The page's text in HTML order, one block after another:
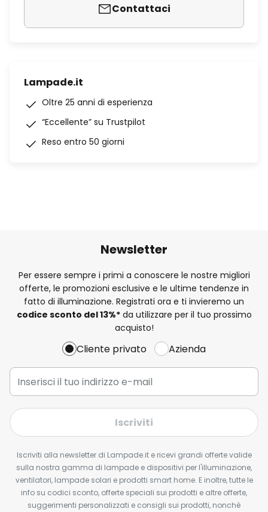
Contattaci
Lampade.it
Oltre 25 anni di esperienza
“Eccellente” su Trustpilot
Reso entro 50 giorni
Newsletter
Per essere sempre i primi a conoscere le nostre migliori
offerte, le promozioni esclusive e le ultime tendenze in
fatto di illuminazione. Registrati ora e ti invieremo un
codice sconto del13%*da utilizzare per il tuo prossimo
acquisto!
Cliente privato Azienda
Iscriviti
Iscriviti alla newsletter di Lampade.it e ricevi grandi offerte valide
sulla nostra gamma di lampade e dispositivi per l'illuminazione,
ventilatori, lampade solari e prodotti smart home. E inoltre, tutte le
info su codici sconto, offerte speciali sui prodotti e altre offerte,
suggerimenti personalizzati e consigli sui prodotti, nonché